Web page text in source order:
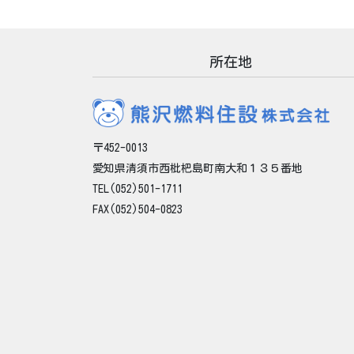
所在地
〒452-0013
愛知県清須市西枇杷島町南大和１３５番地
TEL(052)501-1711
FAX(052)504-0823